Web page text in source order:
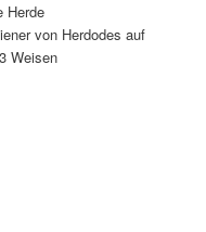
Herde
von Herdodes auf
Weisen